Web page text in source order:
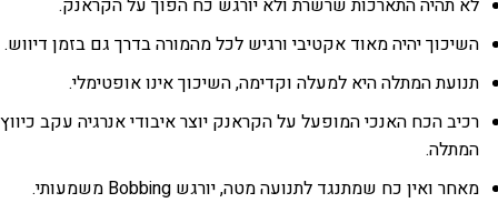
השיכוך יהיה מאוד אקטיבי ורגיש לכל מהמורה בדרך גם בזמן דיווש.
תנועת המתלה היא למעלה וקדימה, השיכוך אינו אופטימלי.
רכיב הכח האנכי המופעל על הקראנק יוצר איבודי אנרגיה עקב כיווץ
המתלה.
מאחר ואין כח שמתנגד לתנועה מטה, יורגש Bobbing משמעותי.